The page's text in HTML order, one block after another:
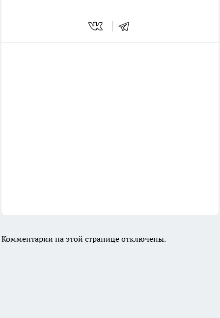
Комментарии на этой странице отключены.